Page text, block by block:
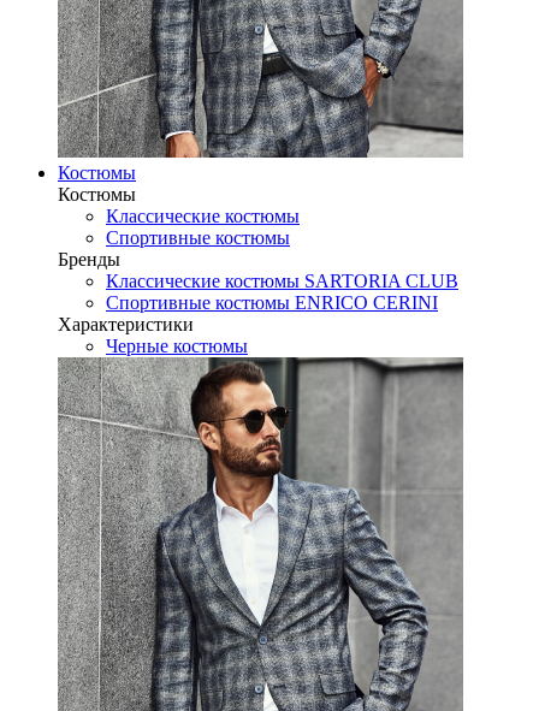
Костюмы
Костюмы
Классические костюмы
Спортивные костюмы
Бренды
Классические костюмы SARTORIA CLUB
Спортивные костюмы ENRICO CERINI
Характеристики
Черные костюмы